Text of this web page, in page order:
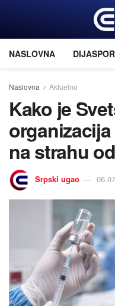
NASLOVNA
Naslovna Aktuelno
Kako je
na strahu
Srpski ugao